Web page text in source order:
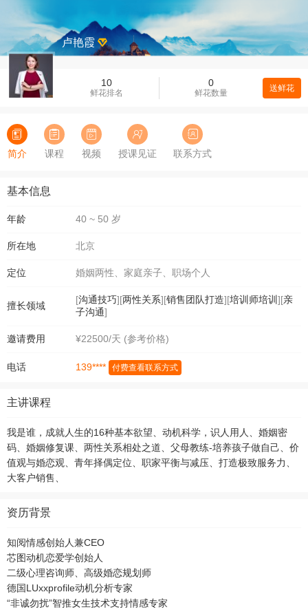
10
鲜花排名
0
鲜花数量 送鲜花
卢艳霞
简介 课程 视频 授课见证 联系方式
基本信息
年龄 40 ~ 50 岁
所在地 北京
定位 婚姻两性、家庭亲子、职场个人
擅长领域
[沟通技巧][两性关系][销售团队打造][培训师培训 ][亲
子沟通]
邀请费用 ¥22500/天 (参考价格)
电话 139**** 付费查看联系方式
主讲课程
我是谁，成就人生的16种基本欲望、动机科学，识人用人、婚姻密
码、婚姻修复课、两性关系相处之道、父母教练-培养孩子做自己、价
值观与婚恋观、青年择偶定位、职家平衡与减压、打造极致服务力、
大客户销售、
资历背景
知阅情感创始人兼CEO
芯图动机恋爱学创始人
二级心理咨询师、高级婚恋规划师
德国LUxxprofile动机分析专家
“非诚勿扰”智推女生技术支持情感专家